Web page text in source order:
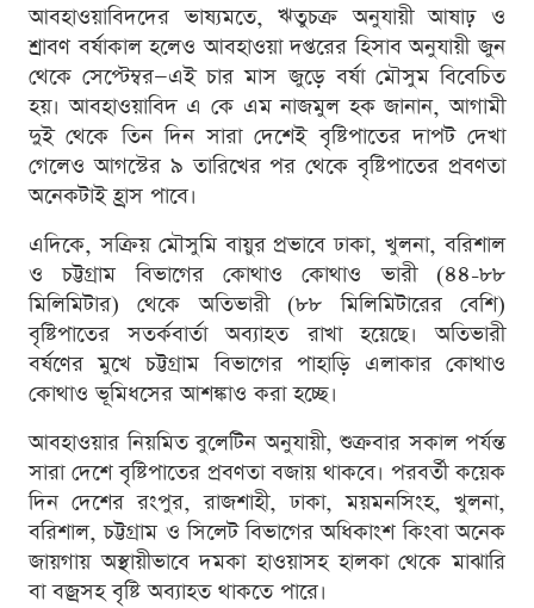
আবহাওয়াবিদদের ভাষ্যমতে, ঋতুচক্র অনুযায়ী আষাঢ় ও
শ্রাবণ বর্ষাকাল হলেও আবহাওয়া দপ্তরের হিসাব অনুযায়ী জুন
থেকে সেপ্টেম্বর—এই চার মাস জুড়ে বর্ষা মৌসুম বিবেচিত
হয়। আবহাওয়াবিদ এ কে এম নাজমুল হক জানান, আগামী
দুই থেকে তিন দিন সারা দেশেই বৃষ্টিপাতের দাপট দেখা
গেলেও আগস্টের ৯ তারিখের পর থেকে বৃষ্টিপাতের প্রবণতা
অনেকটাই হ্রাস পাবে।
এদিকে, সক্রিয় মৌসুমি বায়ুর প্রভাবে ঢাকা, খুলনা, বরিশাল
ও চট্টগ্রাম বিভাগের কোথাও কোথাও ভারী (৪৪-৮৮
মিলিমিটার) থেকে অতিভারী (৮৮ মিলিমিটারের বেশি)
বৃষ্টিপাতের সতর্কবার্তা অব্যাহত রাখা হয়েছে। অতিভারী
বর্ষণের মুখে চট্টগ্রাম বিভাগের পাহাড়ি এলাকার কোথাও
কোথাও ভূমিধসের আশঙ্কাও করা হচ্ছে।
আবহাওয়ার নিয়মিত বুলেটিন অনুযায়ী, শুক্রবার সকাল পর্যন্ত
সারা দেশে বৃষ্টিপাতের প্রবণতা বজায় থাকবে। পরবর্তী কয়েক
দিন দেশের রংপুর, রাজশাহী, ঢাকা, ময়মনসিংহ, খুলনা,
বরিশাল, চট্টগ্রাম ও সিলেট বিভাগের অধিকাংশ কিংবা অনেক
জায়গায় অস্থায়ীভাবে দমকা হাওয়াসহ হালকা থেকে মাঝারি
বা বজ্রসহ বৃষ্টি অব্যাহত থাকতে পারে।